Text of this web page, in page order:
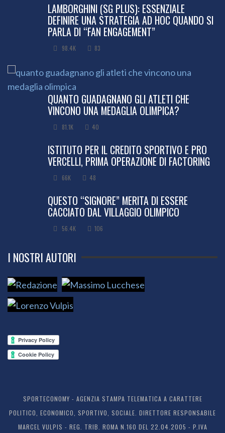
LAMBORGHINI (SG PLUS): ESSENZIALE
DEFINIRE UNA STRATEGIA AD HOC QUANDO SI
PARLA DI “FAN ENGAGEMENT”
98.4K 83
QUANTO GUADAGNANO GLI ATLETI CHE
VINCONO UNA MEDAGLIA OLIMPICA?
81.1K 40
ISTITUTO PER IL CREDITO SPORTIVO E PRO
VERCELLI, PRIMA OPERAZIONE DI FACTORING
66K 48
QUESTO “SIGNORE” MERITA DI ESSERE
CACCIATO DAL VILLAGGIO OLIMPICO
56.4K 106
I NOSTRI AUTORI
SPORTECONOMY - AGENZIA STAMPA TELEMATICA A CARATTERE
POLITICO, ECONOMICO, SPORTIVO, SOCIALE. DIRETTORE RESPONSABILE
MARCEL VULPIS - REG. TRIB. ROMA N.160 DEL 22.04.2005 - P.IVA